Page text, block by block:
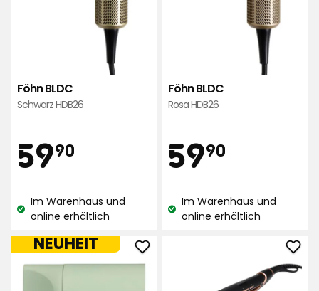
Föhn BLDC
Schwarz HDB26
Preis
5990
€
Lagerbestand:
Im Warenhaus und
online erhältlich
Föhn BLDC
Rosa HDB26
Preis
5990
€
Lagerbestand:
Im Warenhaus und
online erhältlich
NEUHEIT
Föhn
BLDC